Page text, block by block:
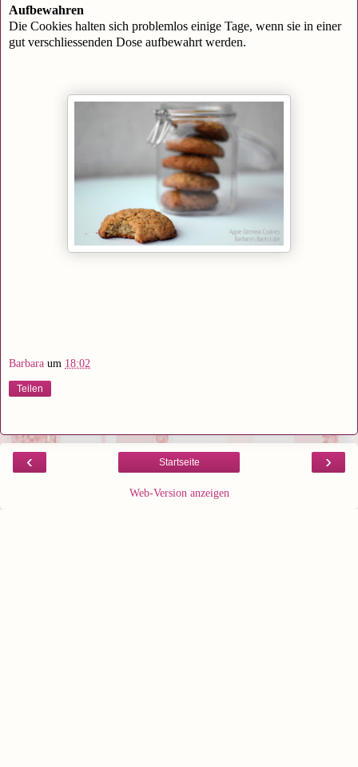
Aufbewahren
Die Cookies halten sich problemlos einige Tage, wenn sie in einer
gut verschliessenden Dose aufbewahrt werden.
Barbara um 18:02
Teilen
‹ ›
Startseite
Web-Version anzeigen